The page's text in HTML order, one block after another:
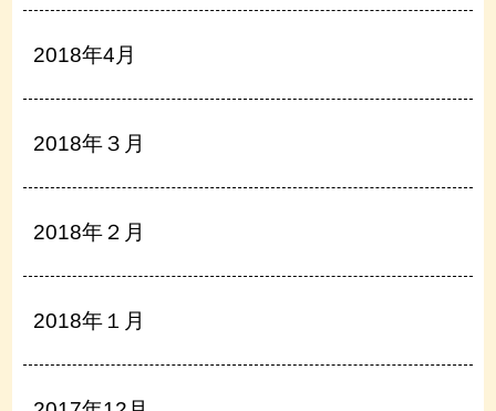
2018年4月
2018年３月
2018年２月
2018年１月